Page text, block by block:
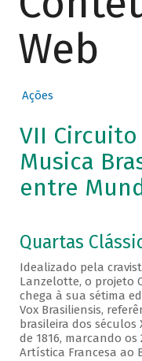
Web
Ações
VII Circuito
Musica
entre
Quartas
Idealizado pela
Lanzelotte, o projeto
chega à sua sétima
Vox Brasiliensis,
brasileira dos séculos
de 1816, marcando
Artística Francesa ao